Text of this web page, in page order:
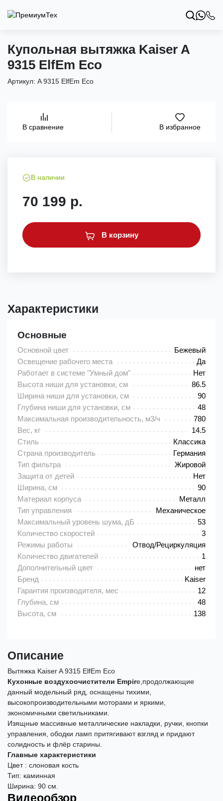
Купольная вытяжка Kaiser A
9315 ElfEm Eco
Артикул: A 9315 ElfEm Eco
В сравнение В избранное
В наличии
70 199 р.
В корзину
Характеристики
Основные
Основной цвет
Бежевый
Освещение рабочего места
Да
Работает в системе "Умный дом"
Нет
Высота ниши для установки, см
86.5
Ширина ниши для установки, см
90
Глубина ниши для установки, см
48
Максимальная производительность, м3/ч
780
Вес, кг
14.5
Стиль
Классика
Страна производитель
Германия
Тип фильтра
Жировой
Защита от детей
Нет
Ширина, см
90
Материал корпуса
Металл
Тип управления
Механическое
Максимальный уровень шума, дБ
53
Количество скоростей
3
Режимы работы
Отвод/Рециркуляция
Количество двигателей
1
Дополнительный цвет
нет
Бренд
Kaiser
Гарантия производителя, мес
12
Глубина, см
48
Высота, см
138
Описание
Вытяжка Kaiser A 9315 ElfEm Eco
Кухонные воздухоочистители Empire,продолжающие
данный модельный ряд, оснащены тихими,
высокопроизводительными моторами и яркими,
экономичными светильниками.
Изящные массивные металлические накладки, ручки, кнопки
управления, ободки ламп притягивают взгляд и придают
солидность и флёр старины.
Главные характеристики
Цвет : слоновая кость
Тип: каминная
Ширина: 90 см.
Видеообзор